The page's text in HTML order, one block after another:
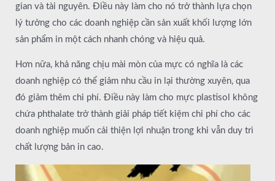
gian và tài nguyên. Điều này làm cho nó trở thành lựa chọn
lý tưởng cho các doanh nghiệp cần sản xuất khối lượng lớn
sản phẩm in một cách nhanh chóng và hiệu quả.
Hơn nữa, khả năng chịu mài mòn của mực có nghĩa là các
doanh nghiệp có thể giảm nhu cầu in lại thường xuyên, qua
đó giảm thêm chi phí. Điều này làm cho mực plastisol không
chứa phthalate trở thành giải pháp tiết kiệm chi phí cho các
doanh nghiệp muốn cải thiện lợi nhuận trong khi vẫn duy trì
chất lượng bản in cao.